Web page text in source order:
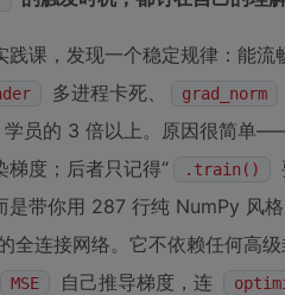
践课，发现一个稳定规律：能
多进程卡死、 grad_norm
学员的 3 倍以上。原因很简单
度；后者只记得“
.train()
是带你用 287 行纯 NumPy 风
全连接网络。它不依赖任何高
MSE 自己推导梯度，连